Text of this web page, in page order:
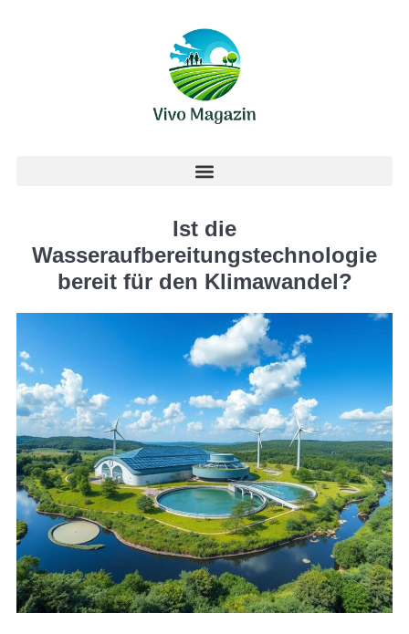
Ist die
Wasseraufbereitungstechnologie
bereit für den Klimawandel?